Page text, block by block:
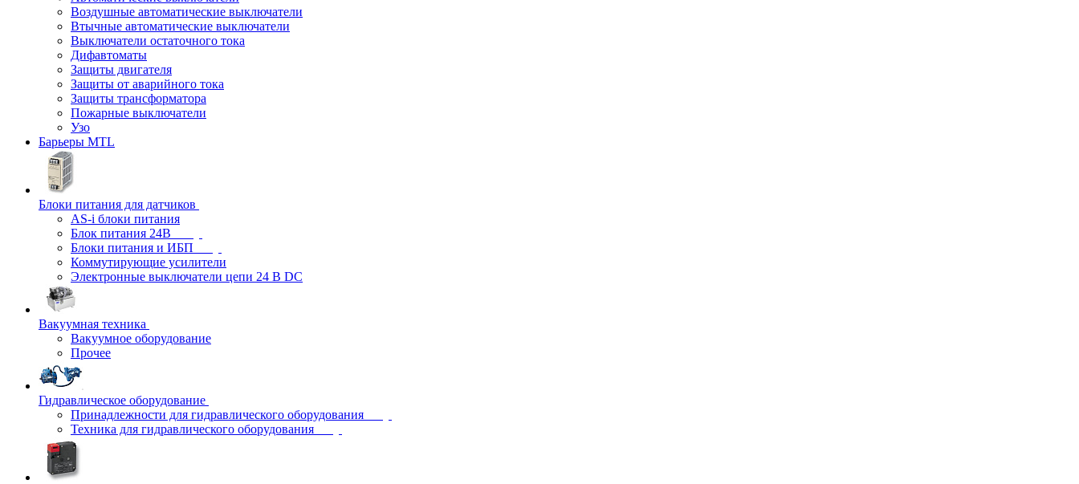
Воздушные автоматические выключатели
Втычные автоматические выключатели
Выключатели остаточного тока
Дифавтоматы
Защиты двигателя
Защиты от аварийного тока
Защиты трансформатора
Пожарные выключатели
Узо
Барьеры MTL
Блоки питания для датчиков
AS-i блоки питания
Блок питания 24В
Блоки питания и ИБП
Коммутирующие усилители
Электронные выключатели цепи 24 В DC
Вакуумная техника
Вакуумное оборудование
Прочее
Гидравлическое оборудование
Принадлежности для гидравлического оборудования
Техника для гидравлического оборудования